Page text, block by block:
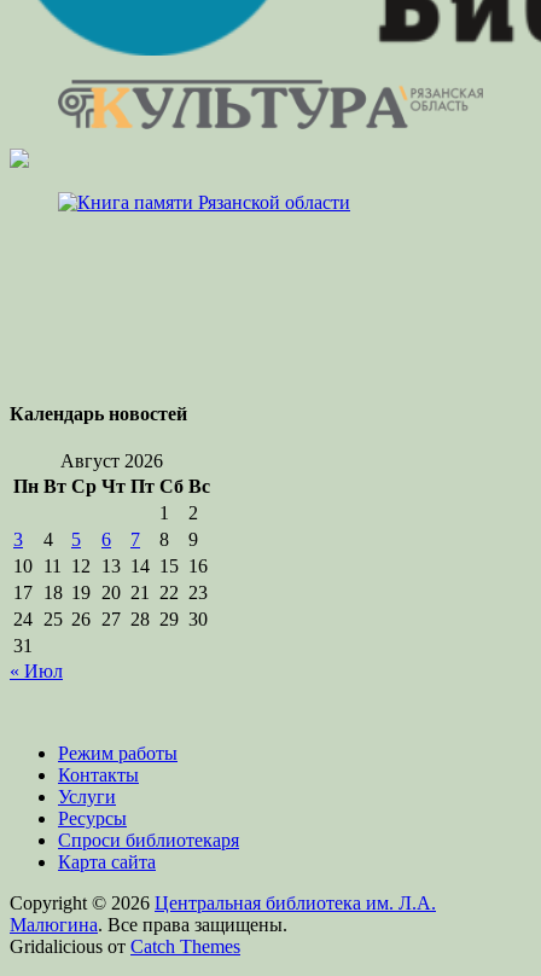
Календарь новостей
Август 2026
Пн Вт Ср Чт Пт Сб Вс
1
2
3
4 5 6 7 8
9
10 11 12 13 14 15 16
17 18 19 20 21 22 23
24 25 26 27 28 29 30
31
« Июл
Режим работы
Контакты
Услуги
Ресурсы
Спроси библиотекаря
Карта сайта
Copyright © 2026 Центральная библиотека им. Л.А.
Малюгина. Все права защищены.
Gridalicious от Catch Themes